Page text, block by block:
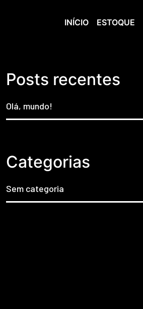
INÍCIO ESTOQUE
Posts recentes
Olá, mundo!
Categorias
Sem categoria